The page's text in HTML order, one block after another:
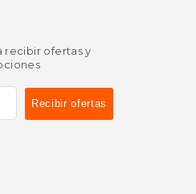
recibir ofertas y